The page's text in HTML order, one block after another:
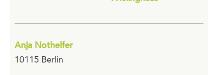
Anja Nothelfer
10115 Berlin